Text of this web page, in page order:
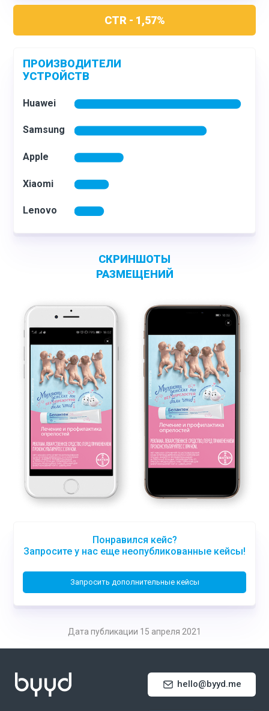
CTR - 1,57%
ПРОИЗВОДИТЕЛИ
УСТРОЙСТВ
СКРИНШОТЫ
РАЗМЕЩЕНИЙ
Понравился кейс?
Запросите у нас еще неопубликованные кейсы!
Запросить дополнительные кейсы
Дата публикации 15 апреля 2021
hello@byyd.me